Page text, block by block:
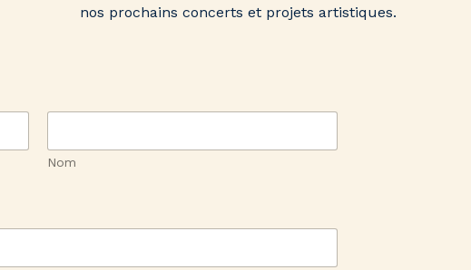
nos prochains concerts et projets artistiques.
Nom